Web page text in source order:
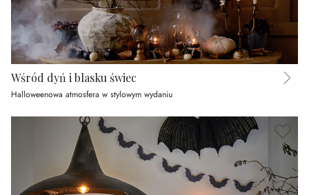
Wśród dyń i blasku świec
Halloweenowa atmosfera w stylowym wydaniu